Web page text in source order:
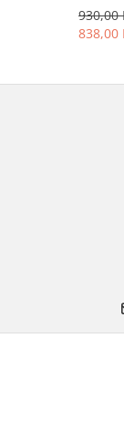
Albă 50m
HIKVISION DS-
930,00
838,00